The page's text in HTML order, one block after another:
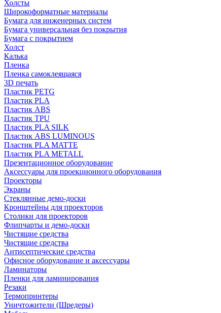
Холсты
Широкоформатные материалы
Бумага для инженерных систем
Бумага универсальная без покрытия
Бумага с покрытием
Холст
Калька
Пленка
Пленка самоклеящаяся
3D печать
Пластик PETG
Пластик PLA
Пластик ABS
Пластик TPU
Пластик PLA SILK
Пластик ABS LUMINOUS
Пластик PLA MATTE
Пластик PLA METALL
Презентационное оборудование
Аксессуары для проекционного оборудования
Проекторы
Экраны
Стеклянные демо-доски
Кронштейны для проекторов
Столики для проекторов
Флипчарты и демо-доски
Чистящие средства
Чистящие средства
Антисептические средства
Офисное оборудование и аксессуары
Ламинаторы
Пленки для ламинирования
Резаки
Термопринтеры
Уничтожители (Шредеры)